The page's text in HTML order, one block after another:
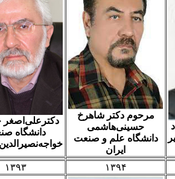
دکتر شاهرخ
علم و صنعت
دکترعلی‌اصغر جعفری
دانشگاه صنعتی
خواجه‌نصیرالدین طوسی